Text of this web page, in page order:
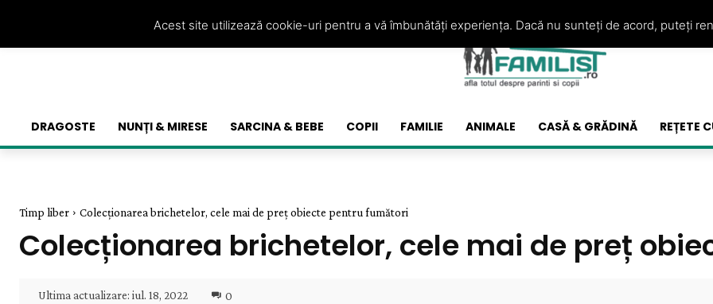
DRAGOSTE NUNȚI & MIRESE SARCINA & BEBE COPII FAMILIE ANIMALE CASĂ & GRĂDINĂ REȚETE
Timp liber Colecționarea brichetelor, cele mai de preț obiecte pentru fumători
Colecționarea brichetelor, cele mai de preț
Ultima actualizare: iul. 18, 2022 0
Acest site utilizează cookie-uri pentru a vă îmbunătăți experiența. Dacă nu sunteți de acord, puteți